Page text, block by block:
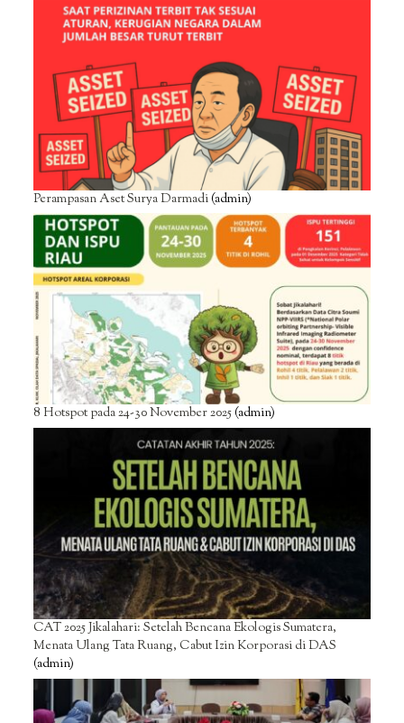
Perampasan Aset Surya Darmadi(admin)
8 Hotspot pada 24-30 November 2025(admin)
CAT 2025 Jikalahari: Setelah Bencana Ekologis Sumatera,
Menata Ulang Tata Ruang, Cabut Izin Korporasi di DAS
(admin)